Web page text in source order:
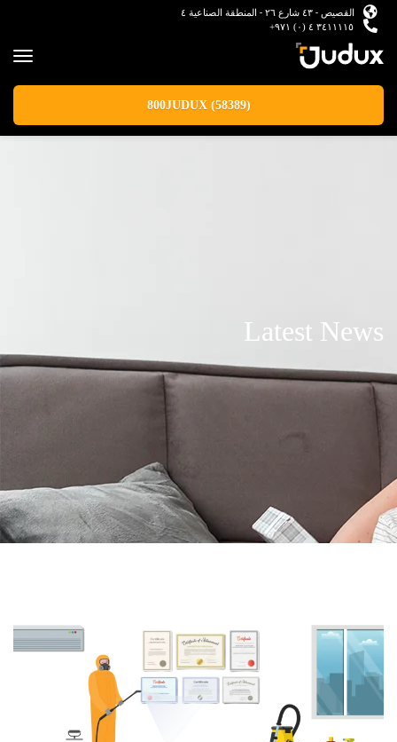
القصيص - ٤٣ شارع ٢٦ - المنطقة الصناعية ٤
٣٤١١١١٥ ٤ (٠) ٩٧١+
800JUDUX (58389)
Latest News